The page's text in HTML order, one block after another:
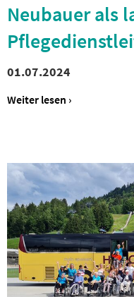
Neubauer als
01.07.2024
Weiter lesen ›